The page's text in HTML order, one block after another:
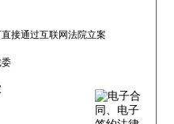
接通过互联网法院立案